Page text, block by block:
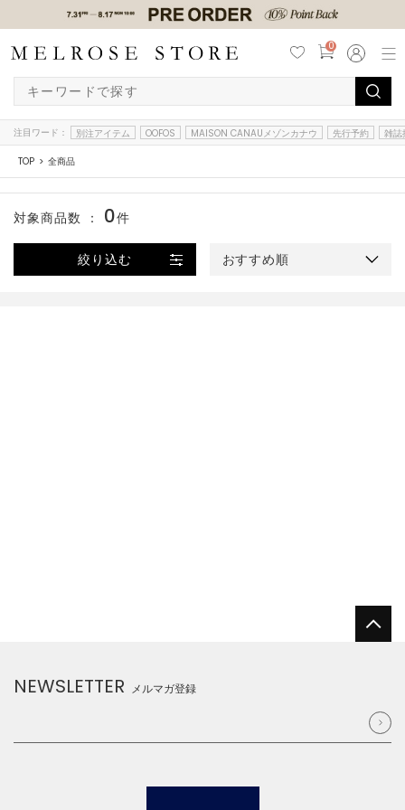
0
注目ワード： 別注アイテム OOFOS MAISON CANAUメゾンカナウ 先行予約 雑誌
TOP 全商品
絞り込む おすすめ順
対象商品数 ： 0件
NEWSLETTER メルマガ登録